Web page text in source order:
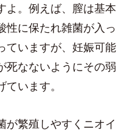
よ。例えば、膣は基本
性に保たれ雑菌が入っ
ていますが、妊娠可能
死なないようにその弱
います。
が繁殖しやすくニオイ